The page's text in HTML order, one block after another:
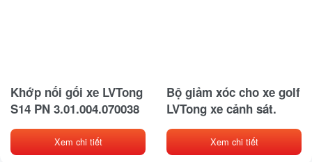
Khớp nối gối xe LVTong
S14 PN 3.01.004.070038
Xem chi tiết
Bộ giảm xóc cho xe golf
LVTong xe cảnh sát.
Xem chi tiết